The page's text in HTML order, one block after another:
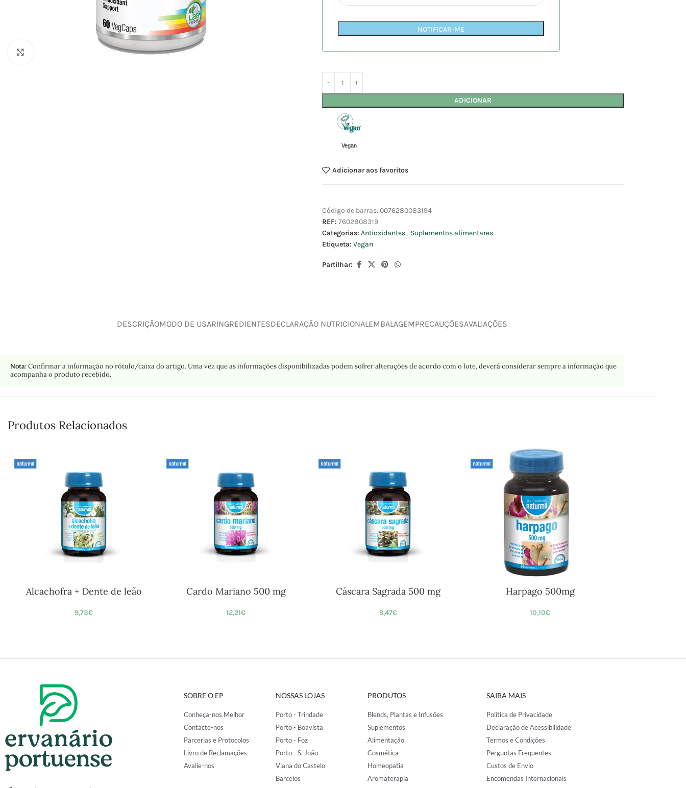
NOTIFICAR-ME
ADICIONAR
Vegan
Adicionar aos favoritos
Código de barras:0076280083194
REF: 7602808319
Categorias: Antioxidantes, Suplementos alimentares
Etiqueta: Vegan
Partilhar:
DESCRIÇÃOMODO DE USARINGREDIENTESDECLARAÇÃO NUTRICIONAL EMBALAGEMPRECAUÇÕESAVALIAÇÕES
Nota:Confirmar a informação no rótulo/caixa do artigo. Uma vez que as informações disponibilizadas podem sofrer alterações de acordo com o lote, deverá considerar sempre a informação que
acompanha o produto recebido.
Produtos Relacionados
Alcachofra + Dente de leão
9,73€
Cardo Mariano 500 mg
12,21€
Cáscara Sagrada 500 mg
9,47€
Harpago 500mg
10,10€
SOBRE O EP
Conheça-nos Melhor
Contacte-nos
Parcerias e Protocolos
Livro de Reclamações
Avalie-nos
NOSSAS LOJAS
Porto - Trindade
Porto - Boavista
Porto - Foz
Porto - S. João
Viana do Castelo
Barcelos
PRODUTOS
Blends, Plantas e Infusões
Suplementos
Alimentação
Cosmética
Homeopatia
Aromaterapia
SAIBA MAIS
Política de Privacidade
Declaração de Acessibilidade
Termos e Condições
Perguntas Frequentes
Custos de Envio
Encomendas Internacionais